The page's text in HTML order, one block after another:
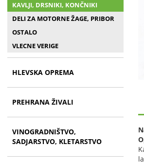
KAVLJI, DRSNIKI, KONČNIKI
DELI ZA MOTORNE ŽAGE, PRIBOR
OSTALO
VLECNE VERIGE
HLEVSKA OPREMA
PREHRANA ŽIVALI
VINOGRADNIŠTVO,
SADJARSTVO, KLETARSTVO